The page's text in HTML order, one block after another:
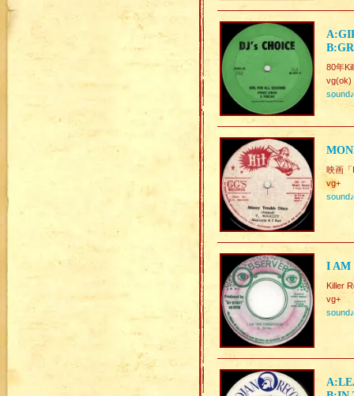
80年
vg(ok)
sound♪
映画
vg+
sound♪
I AM
Killer
vg+
sound♪